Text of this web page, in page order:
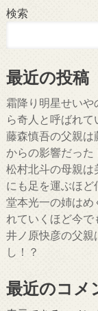
検索
最近の投稿
霜降り明星せい
ら奇人と呼ばれて
藤森慎吾の父親は
からの影響だった
松村北斗の母親は
にも足を運ぶほど
堂本光一の姉はめ
れていくほど今で
井ノ原快彦の父親
し！？
最近のコメ